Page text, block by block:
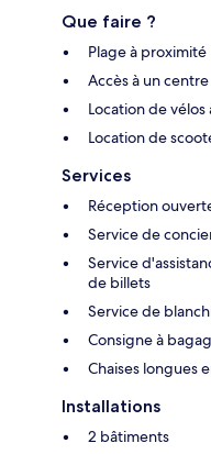
Que faire ?
Plage à proximité
Accès à un
Location de
Location de
Services
Réception
Service de
Service
de billets
Service de
Consigne à
Chaises longues
Installations
2 bâtiments